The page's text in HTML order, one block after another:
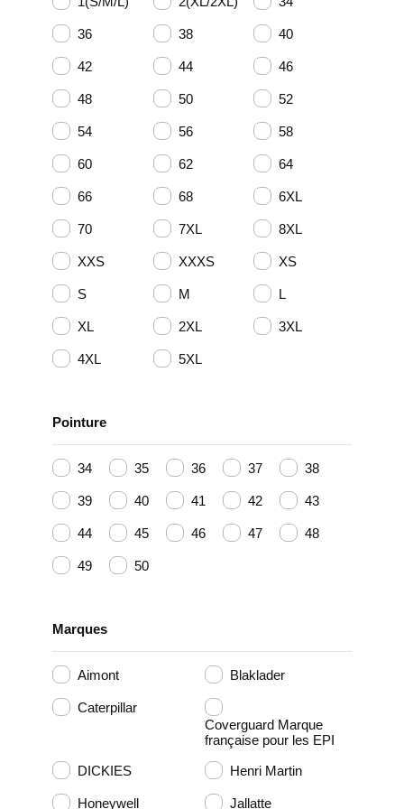
36 38 40
42 44 46
48 50 52
54 56 58
60 62 64
66 68 6XL
70 7XL 8XL
XXS XXXS XS
S M L
XL 2XL 3XL
4XL 5XL
Pointure
34 35 36 37 38
39 40 41 42 43
44 45 46 47 48
49 50
Marques
Aimont Blaklader
Caterpillar
Coverguard Marque
française pour les EPI
DICKIES
Henri Martin
Honeywell Jallatte